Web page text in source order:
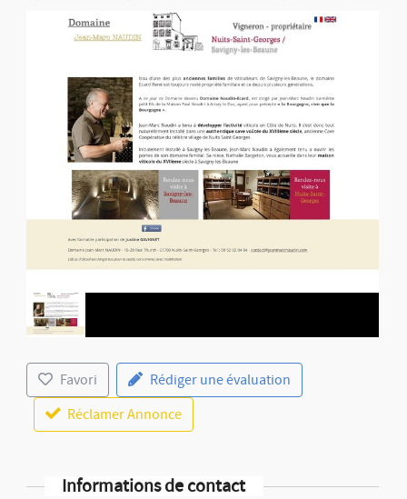
Favori
Rédiger une évaluation
Réclamer Annonce
Informations de contact